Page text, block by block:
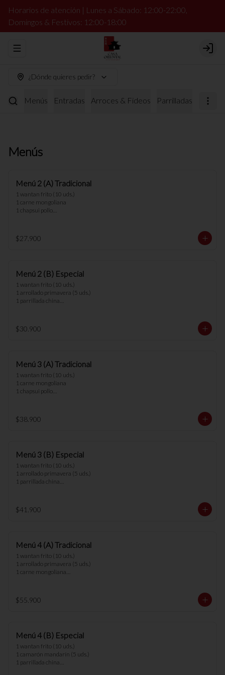
Horarios de atención | Lunes a Sábado: 12:00-22:00,
Domingos & Festivos: 12:00-18:00
Abrir menu de navegación Login
¿Dónde quieres pedir?
Menús Entradas Arroces & Fideos Parrilladas Carnes
Menús
Menú 2 (A) Tradicional
1 wantan frito (10 uds.)
1 carne mongoliana
1 chapsui pollo
*nota: no se pueden hacer cambios en los
menús.
$27.900
Menú 2 (B) Especial
1 wantan frito (10 uds.)
1 arrollado primavera (5 uds.)
1 parrillada china
*nota: no se pueden hacer cambios en los
menús.
$30.900
Menú 3 (A) Tradicional
1 wantan frito (10 uds.)
1 carne mongoliana
1 chapsui pollo
*nota: no se pueden hacer cambios en los
$38.900
Menú 3 (B) Especial
1 wantan frito (10 uds.)
1 arrollado primavera (5 uds.)
1 parrillada china
*nota: no se pueden hacer cambios en los
$41.900
Menú 4 (A) Tradicional
1 wantan frito (10 uds.)
1 arrollado primavera (5 uds.)
1 carne mongoliana
1 arrollado de marisco
4 arroz chaufan
$55.900
Menú 4 (B) Especial
1 wantan frito (10 uds.)
1 camarón mandarín (5 uds.)
1 parrillada china